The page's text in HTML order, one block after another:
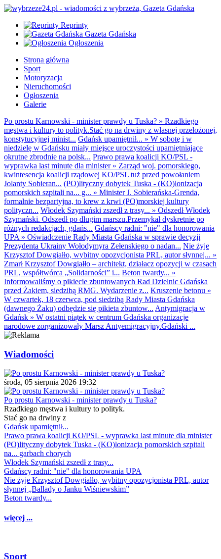
Reprinty
Gazeta Gdańska
Ogłoszenia
Strona główna
Sport
Motoryzacja
Nieruchomości
Ogłoszenia
Galerie
Po prostu Karnowski - minister prawdy u Tuska? » Rzadkiego
męstwa i kultury to polityk.Stać go na drwiny z własnej przełożonej,
konstytucyjnej minist... Gdańsk upamiętnił... » W sobotę i w
niedzielę w Gdańsku miały miejsce uroczystości upamiętniające
okrutne zbrodnie na polsk... Prawo prawa koalicji KO/PSL -
wyprawka last minute dla minister» Zarząd woj. pomorskiego,
kwintesencja koalicji rządowej KO/PSL tuż przed powołaniem
Jolanty Sobieran... (PO)lityczny dobytek Tuska - (KO)lonizacja
pomorskich szpitali na... g... » Minister J. Sobierańska-Grenda,
formalnie bezpartyjna, to krew z krwi (PO)morskiej kultury
polityczn... Włodek Szymański zszedł z trasy... » Odszedł Włodek
Szymański. Odszedł po długim marszu.Przemykał dyskretnie po
różnych redakcjach, gdańs... Gdańscy radni: "nie" dla honorowania
UPA » Oświadczenie Rady Miasta Gdańska w sprawie decyzji
Prezydenta Ukrainy Wołodymyra Zełenskiego o nadan... Nie żyje
Krzysztof Dowgiałło, wybitny opozycjonista PRL, autor słynnej... »
Zmarł Krzysztof Dowgiałło – architekt, działacz opozycji w czasach
PRL, współtwórca „Solidarności” i... Beton twardy... »
Informowaliśmy o pikiecie zbuntowanych Rad Dzielnic Gdańska
przed Żakiem, siedzibą RMG. Wydarzenie z... Kruszenie betonu »
W czwartek, 18 czerwca, pod siedzibą Rady Miasta Gdańska
(dawnego Żaku) odbędzie się pikieta zbuntow... Antymigracja w
Gdańsk » W ostatni piątek w centrum Gdańska organizacje
narodowe zorganizowały Marsz Antyemigracyjny.Gdański ...
Wiadomości
środa, 05 sierpnia 2026 19:32
Po prostu Karnowski - minister prawdy u Tuska?
Rzadkiego męstwa i kultury to polityk.
Stać go na drwiny z
Gdańsk upamiętnił...
Prawo prawa koalicji KO/PSL - wyprawka last minute dla minister
(PO)lityczny dobytek Tuska - (KO)lonizacja pomorskich szpitali
na... garbach chorych
Włodek Szymański zszedł z trasy...
Gdańscy radni: "nie" dla honorowania UPA
Nie żyje Krzysztof Dowgiałło, wybitny opozycjonista PRL, autor
słynnej „Ballady o Janku Wiśniewskim”
Beton twardy...
więcej ...
Sport